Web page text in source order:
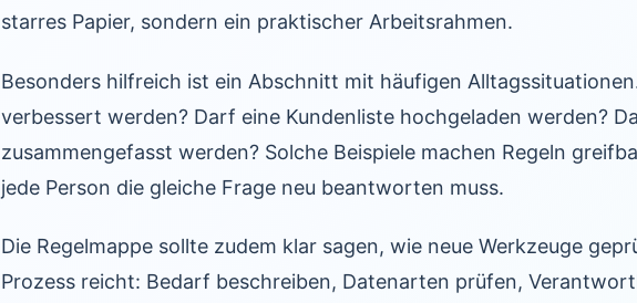
starres Papier, sondern ein praktischer Arbeitsrahmen.
Besonders hilfreich ist ein Abschnitt mit häufigen
verbessert werden? Darf eine Kundenliste hochgeladen werden?
zusammengefasst werden? Solche Beispiele machen Regeln
jede Person die gleiche Frage neu beantworten muss.
Die Regelmappe sollte zudem klar sagen, wie neue Werkzeuge
Prozess reicht: Bedarf beschreiben, Datenarten prüfen,